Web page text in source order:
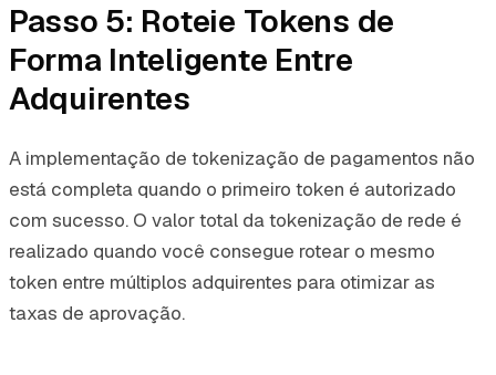
Passo 5: Roteie Tokens de
Forma Inteligente Entre
Adquirentes
A implementação de tokenização de pagamentos não
está completa quando o primeiro token é autorizado
com sucesso. O valor total da tokenização de rede é
realizado quando você consegue rotear o mesmo
token entre múltiplos adquirentes para otimizar as
taxas de aprovação.